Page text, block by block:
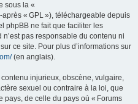
sous la «
après « GPL »), téléchargeable depuis
phpBB ne fait que faciliter les
pas responsable du contenu ni
ce site. Pour plus d’informations sur
(en anglais).
injurieux, obscène, vulgaire,
sexuel ou contraire à la loi, que
pays, de celle du pays où « Forums